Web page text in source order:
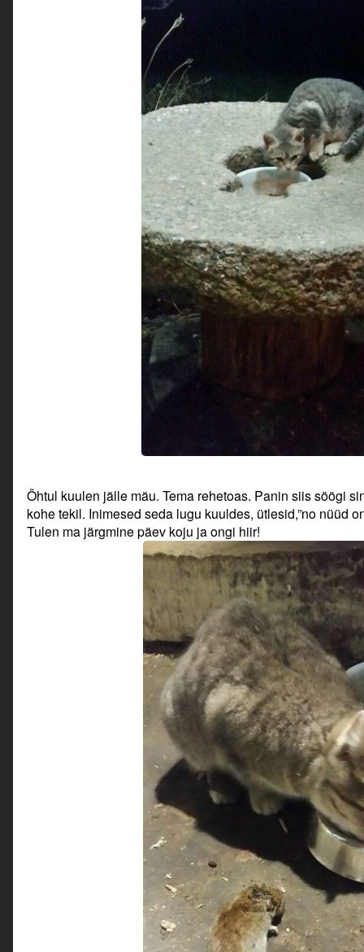
Õhtul kuulen jälle mäu. Tema rehetoas. Panin siis söögi
kohe tekil. Inimesed seda lugu kuuldes, ütlesid,”no nüüd
Tulen ma järgmine päev koju ja ongi hiir!